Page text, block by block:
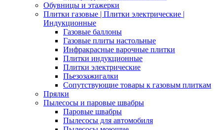
Обувницы и этажерки
Плитки газовые | Плитки электрические |
Индукционные
Газовые баллоны
Газовые плиты настольные
Инфракрасные варочные плитки
Плитки индукционные
Плитки электрические
Пьезозажигалки
Сопутствующие товары к газовым плиткам
Прялки
Пылесосы и паровые швабры
Паровые швабры
Пылесосы для автомобиля